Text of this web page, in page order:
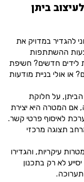
ביתן
להגדיר במדויק את
ההשתתפות
לידים חדשים? חשיפת
או אולי בניית מודעות
על חלוקת
אם המטרה היא יצירת
לאיסוף פרטי קשר.
תצוגה מרכזי
עיקריות, והגדירו
לא רק בתכנון